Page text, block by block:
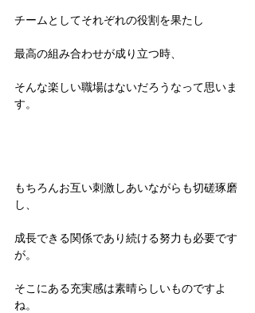
チームとしてそれぞれの役割を果たし
最高の組み合わせが成り立つ時、
そんな楽しい職場はないだろうなって思いま
す。
もちろんお互い刺激しあいながらも切磋琢磨
し、
成長できる関係であり続ける努力も必要です
が。
そこにある充実感は素晴らしいものですよ
ね。